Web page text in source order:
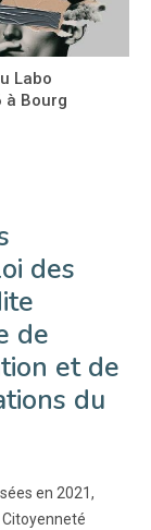
Labo
à Bourg
des
de
et de
du
en 2021,